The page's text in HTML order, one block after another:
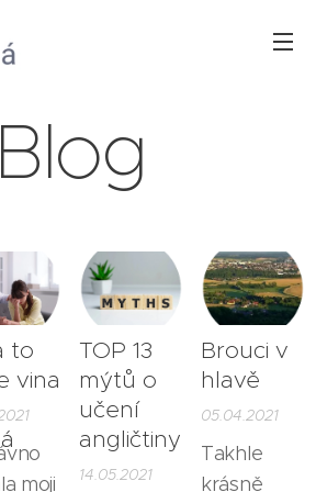
Blog
to
vina
moji
TOP 13
mýtů o
učení
angličtiny
14.05.2021
Brouci v
hlavě
05.04.2021
Takhle
krásně